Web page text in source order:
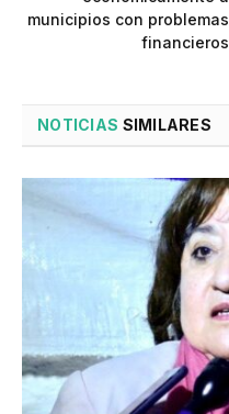
municipios con problemas
financieros
NOTICIAS SIMILARES